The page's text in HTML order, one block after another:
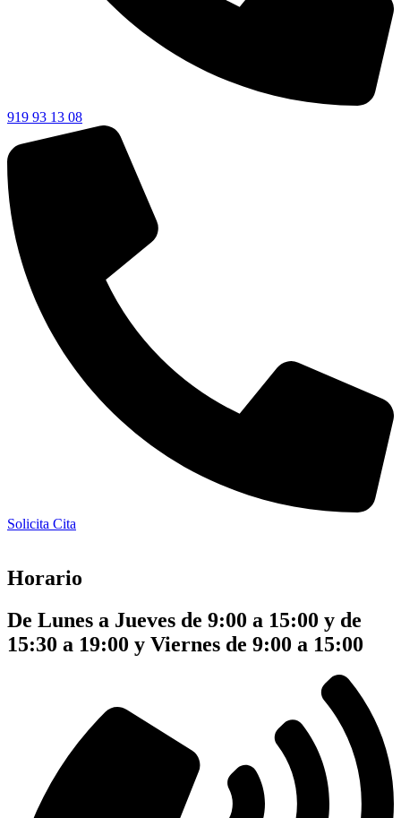
919 93 13 08
Solicita Cita
Horario
De Lunes a Jueves de 9:00 a 15:00 y de
15:30 a 19:00 y Viernes de 9:00 a 15:00